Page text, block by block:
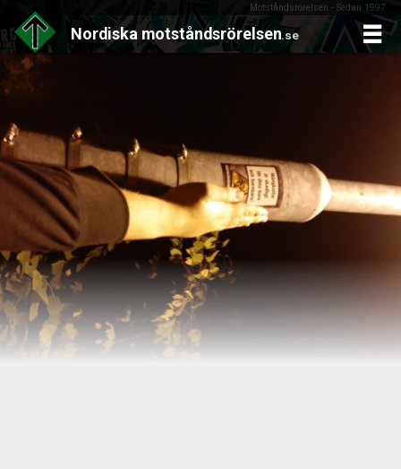
Motståndsrörelsen - Sedan 1997
Nordiska motståndsrörelsen.se